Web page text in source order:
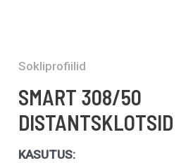
Sokliprofiilid
SMART 308/50
DISTANTSKLOTSID
KASUTUS: